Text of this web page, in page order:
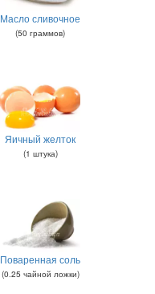
Масло сливочное
(50 граммов)
Яичный желток
(1 штука)
Поваренная соль
(0.25 чайной ложки)